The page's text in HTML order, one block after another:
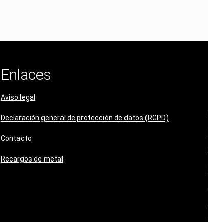
Enlaces
Aviso legal
Declaración general de protección de datos (RGPD)
Contacto
Recargos de metal